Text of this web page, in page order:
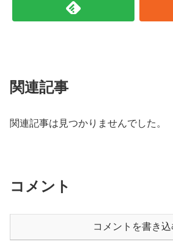
関連記事
関連記事は見つかりませんでした。
コメント
コメントを書き込